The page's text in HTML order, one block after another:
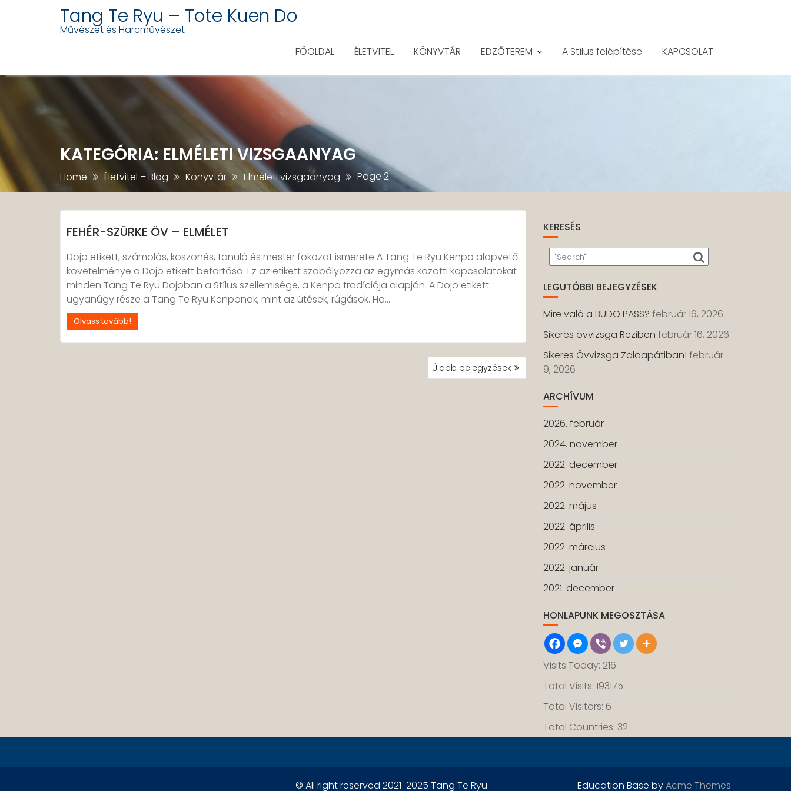
Skip
content
Tang Te Ryu – Tote Kuen Do
Művészet és Harcművészet
FŐOLDAL
ÉLETVITEL KÖNYVTÁR EDZŐTEREM A Stílus felépítése KAPCSOLAT
KATEGÓRIA: ELMÉLETI VIZSGAANYAG
Home Életvitel – Blog Könyvtár Elméleti vizsgaanyag Page 2
FEHÉR-SZÜRKE ÖV – ELMÉLET
Dojo etikett, számolós, köszönés, tanuló és mester fokozat ismerete A Tang Te Ryu Kenpo alapvető
követelménye a Dojo etikett betartása. Ez az etikett szabályozza az egymás közötti kapcsolatokat
minden Tang Te Ryu Dojoban a Stílus szellemisége, a Kenpo tradíciója alapján. A Dojo etikett
ugyanúgy része a Tang Te Ryu Kenponak, mint az ütések, rúgások. Ha…
Olvass tovább!
Újabb bejegyzések
KERESÉS
LEGUTÓBBI BEJEGYZÉSEK
Mire való a BUDO PASS? február 16, 2026
Sikeres övvizsga Reziben február 16, 2026
Sikeres Övvizsga Zalaapátiban! február
9, 2026
ARCHÍVUM
2026. február
2024. november
2022. december
2022. november
2022. május
2022. április
2022. március
2022. január
2021. december
HONLAPUNK MEGOSZTÁSA
Visits Today: 216
Total Visits: 193175
Total Visitors: 6
Total Countries: 32
© All right reserved 2021-2025 Tang Te Ryu – Education Base byAcme Themes